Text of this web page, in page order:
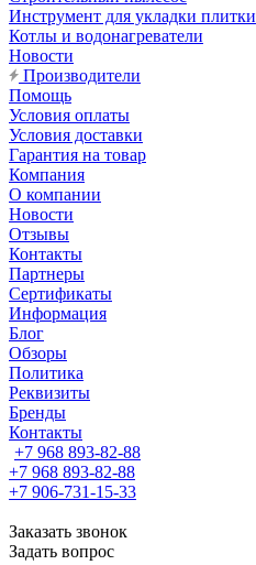
Инструмент для укладки плитки
Котлы и водонагреватели
Новости
Производители
Помощь
Условия оплаты
Условия доставки
Гарантия на товар
Компания
О компании
Новости
Отзывы
Контакты
Партнеры
Сертификаты
Информация
Блог
Обзоры
Политика
Реквизиты
Бренды
Контакты
+7 968 893-82-88
+7 968 893-82-88
+7 906-731-15-33
Заказать звонок
Задать вопрос